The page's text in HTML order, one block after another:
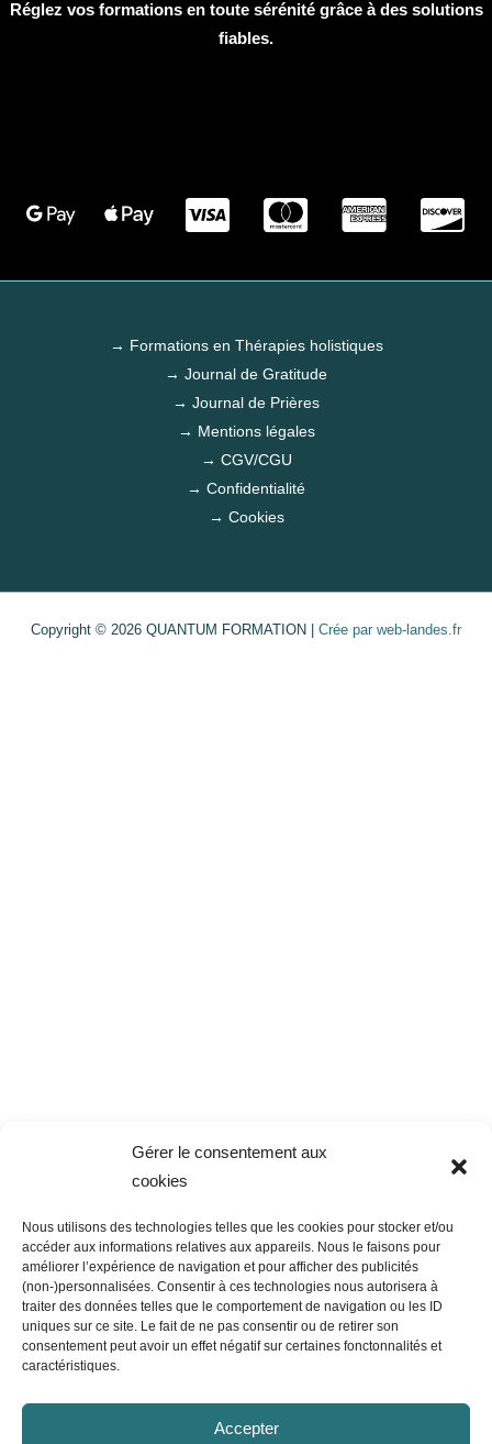
Gérer le consentement aux
cookies
Nous utilisons des technologies telles que les cookies pour stocker et/ou
accéder aux informations relatives aux appareils. Nous le faisons pour
améliorer l’expérience de navigation et pour afficher des publicités
(non-)personnalisées. Consentir à ces technologies nous autorisera à
traiter des données telles que le comportement de navigation ou les ID
uniques sur ce site. Le fait de ne pas consentir ou de retirer son
consentement peut avoir un effet négatif sur certaines fonctonnalités et
caractéristiques.
Accepter
Réglez vos formations en toute sérénité grâce à des solutions
fiables.
→ Formations en Thérapies holistiques
→ Journal de Gratitude
→ Journal de Prières
→ Mentions légales
→ CGV/CGU
→ Confidentialité
→ Cookies
Copyright © 2026 QUANTUM FORMATION | Crée par web-landes.fr